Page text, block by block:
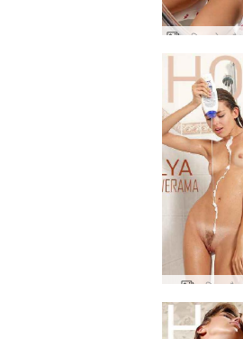
आलिया सेब
आलिया